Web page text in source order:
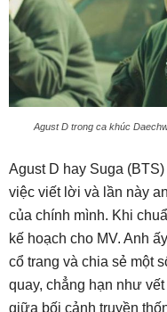
Agust D trong ca khúc
Agust D hay Suga
việc viết lời và lần này
của chính mình. Khi
kế hoạch cho MV. Anh
cổ trang và chia sẻ một
quay, chẳng hạn như
giữa bối cảnh truyền